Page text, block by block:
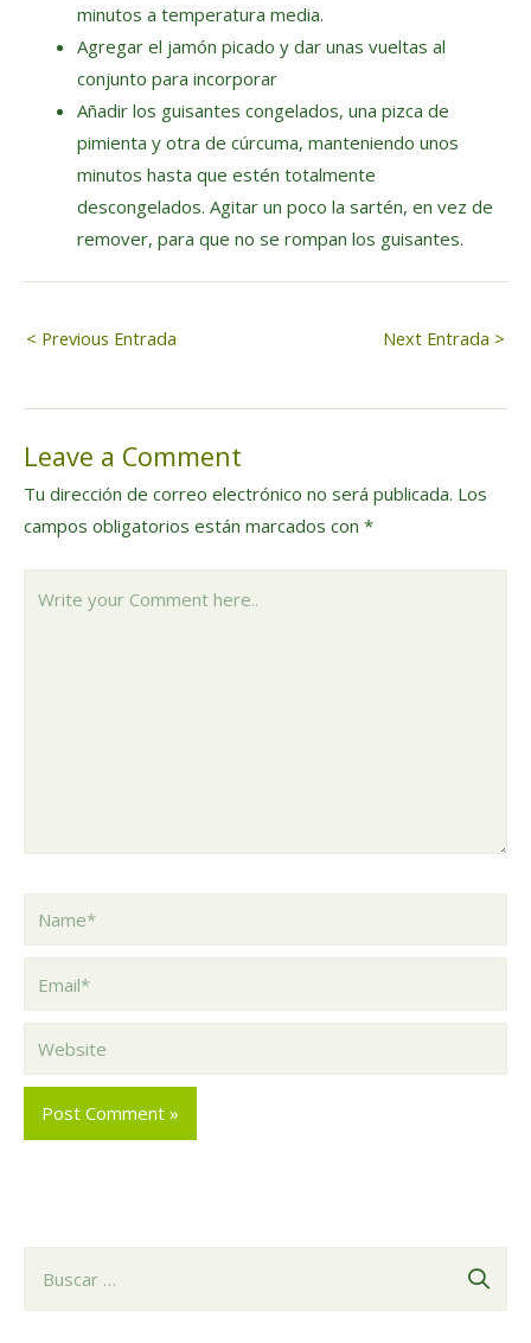
minutos a temperatura media.
Agregar el jamón picado y dar unas vueltas al
conjunto para incorporar
Añadir los guisantes congelados, una pizca de
pimienta y otra de cúrcuma, manteniendo unos
minutos hasta que estén totalmente
descongelados. Agitar un poco la sartén, en vez de
remover, para que no se rompan los guisantes.
Navegación
de
entradas
< Previous Entrada Next Entrada >
Leave a Comment
Tu dirección de correo electrónico no será publicada. Los
campos obligatorios están marcados con *